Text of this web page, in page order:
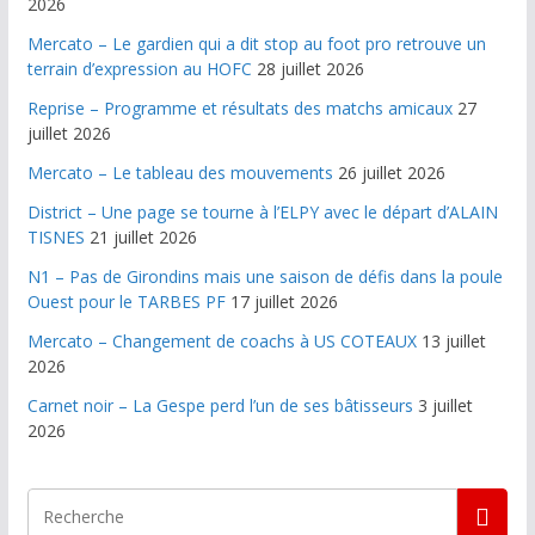
Mercato – Le gardien qui a dit stop au foot pro retrouve un
terrain d’expression au HOFC 28 juillet 2026
Reprise – Programme et résultats des matchs amicaux 27
juillet 2026
Mercato – Le tableau des mouvements 26 juillet 2026
District – Une page se tourne à l’ELPY avec le départ d’ALAIN
TISNES 21 juillet 2026
N1 – Pas de Girondins mais une saison de défis dans la poule
Ouest pour le TARBES PF 17 juillet 2026
Mercato – Changement de coachs à US COTEAUX 13 juillet
2026
Carnet noir – La Gespe perd l’un de ses bâtisseurs 3 juillet
2026